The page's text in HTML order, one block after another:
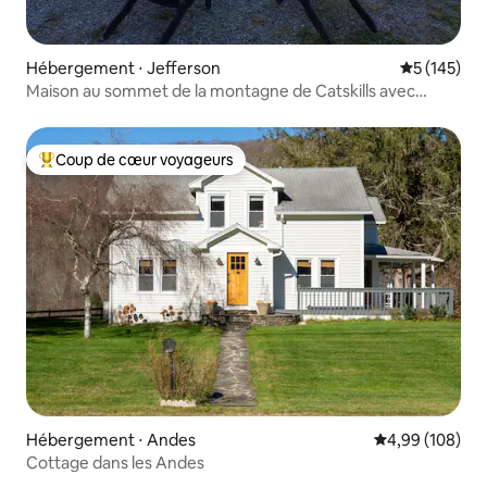
Hébergement ⋅ Jefferson Évaluation
5 (145)
Maison au sommet de la montagne de Catskills avec
Coups de cœur voyageurs les plus appréciés
Coup de cœur voyageurs
Hébergement ⋅ Andes Évaluation
4,99 (108)
Cottage dans les Andes